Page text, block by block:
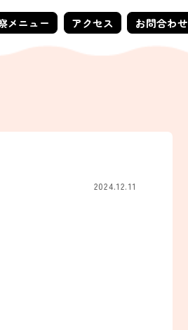
メニュー アクセス お問合わせ
2024.12.11